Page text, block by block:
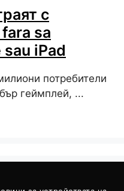
с
sa
iPad
потребители
геймплей, ...